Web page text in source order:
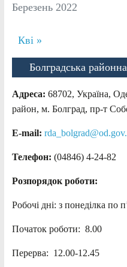
Березень 2022
Кві »
Болградська
Адреса: 68702, Україна,
район, м. Болград, пр-т
E-mail:
Телефон: (04846) 4-24-82
Розпорядок роботи:
Робочі дні: з понеділка по
Початок роботи: 8.00
Перерва: 12.00-12.45